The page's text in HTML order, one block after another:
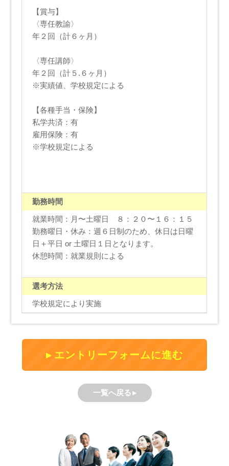
【賞与】
〈専任教諭〉
年２回（計６ヶ月）
〈専任講師〉
年２回（計５.６ヶ月）
※実績値、学校規定による
【各種手当・保険】
私学共済：有
雇用保険：有
※学校規定による
勤務時間
就業時間：月〜土曜日 ８：２０〜１６：１５
勤務曜日・休み：週６日制のため、休日は日曜
日＋平日 or 土曜日１日となります。
休憩時間：就業規則による
選考方法
学校規定により実施
エントリーフォームに進む
一覧へ戻る